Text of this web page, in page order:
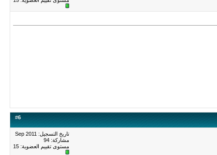
#6
تاريخ التسجيل: Sep 2011
مشاركة: 94
مستوى تقييم العضوية: 15